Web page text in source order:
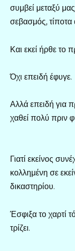
συμβεί μεταξύ
σεβασμός, τίποτα
Και εκεί ήρθε το
Όχι επειδή έφυγε.
Αλλά επειδή για
χαθεί πολύ πριν
Γιατί εκείνος
κολλημένη σε
δικαστηρίου.
Έσφιξα το χαρτί
τρίζει.